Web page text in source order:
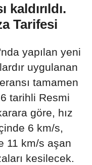
kaldırıldı.
Tarifesi
yapılan yeni
uygulanan
tamamen
tarihli Resmi
göre, hız
6 km/s,
11 km/s aşan
kesilecek.